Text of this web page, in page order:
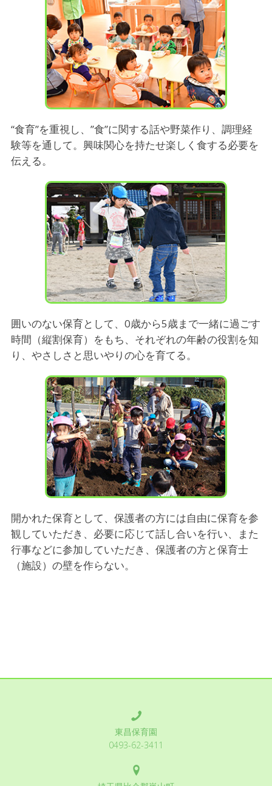
“食育”を重視し、”食”に関する話や野菜作り、調理経
験等を通して。興味関心を持たせ楽しく食する必要を
伝える。
囲いのない保育として、0歳から5歳まで一緒に過ごす
時間（縦割保育）をもち、それぞれの年齢の役割を知
り、やさしさと思いやりの心を育てる。
開かれた保育として、保護者の方には自由に保育を参
観していただき、必要に応じて話し合いを行い、また
行事などに参加していただき、保護者の方と保育士
（施設）の壁を作らない。
東昌保育園
0493-62-3411